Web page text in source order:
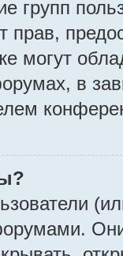
групп
прав,
могут
в